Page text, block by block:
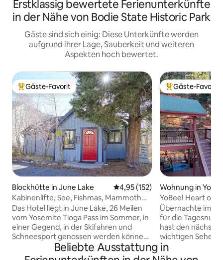
Erstklassig bewertete Ferienunterkünfte
in der Nähe von Bodie State Historic Park
Gäste sind sich einig: Diese Unterkünfte werden
aufgrund ihrer Lage, Sauberkeit und weiteren
Aspekten hoch bewertet.
Beliebter Gäste-Favorit.
Gäste-Favorit
Blockhütte in June Lake Durchschnittliche Bewertung:
4,95 (152)
Kabinenlifte, See, Fishmas, Mammoth
Back Country
Das Hotel liegt in June Lake, 26 Meilen
vom Yosemite Tioga Pass im Sommer, in
einer Gegend, in der Skifahren und
Schneesport genossen werden können.
Die Unterkunft ist 1/2 Block vom Rande
des June Lake entfernt. Sie verfügt über
Beliebter Gäste-
Gäste-Favorit
Wohnung in
onalpark
YoBee! Heart of
Frühstück ~ U3
Übernachte im
für die
hast den
wichtigen
Yosemite
längere Fahrt,
Beliebte Ausstattung in